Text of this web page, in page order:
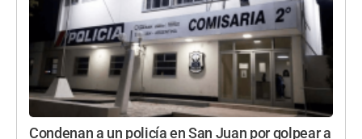
Condenan a un policía en San Juan por golpear a